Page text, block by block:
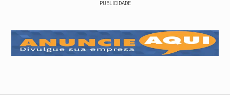
PUBLICIDADE